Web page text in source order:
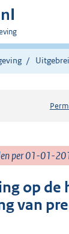
per 01-01-
op de
van